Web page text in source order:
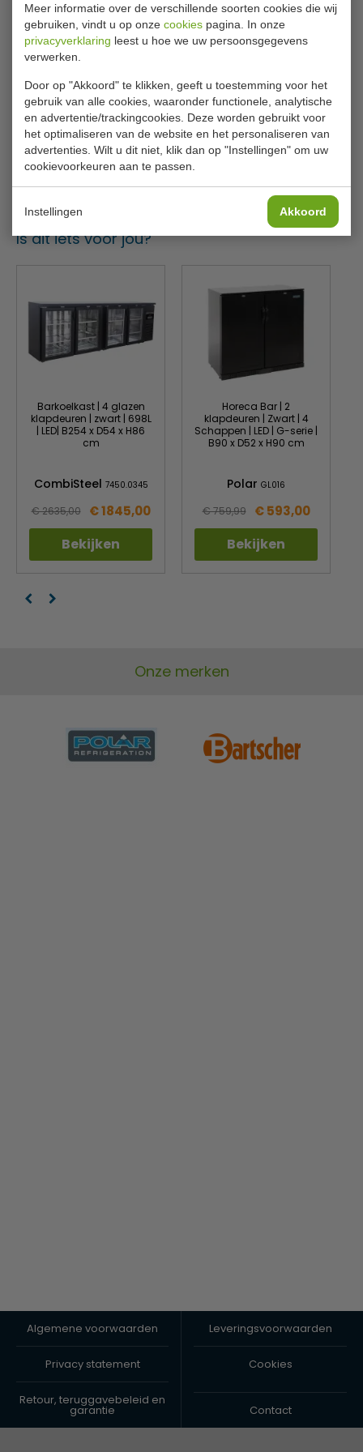
Meer informatie over de verschillende soorten cookies die wij
gebruiken, vindt u op onze cookies pagina. In onze
privacyverklaring leest u hoe we uw persoonsgegevens
verwerken.
Door op "Akkoord" te klikken, geeft u toestemming voor het
gebruik van alle cookies, waaronder functionele, analytische
en advertentie/trackingcookies. Deze worden gebruikt voor
het optimaliseren van de website en het personaliseren van
advertenties. Wilt u dit niet, klik dan op "Instellingen" om uw
cookievoorkeuren aan te passen.
Instellingen Akkoord
RVS constructie: duurzaam, hygiënisch en makkelijk
schoon te maken.
Deze cocktail bar station is de ideale oplossing voor elke
professionele bar die zoekt naar efficiëntie en stijl. Bestel
vandaag nog jouw RVS cocktail bar station en maak jouw
barwerkplek compleet!
Verrijdbaar
Nee
Kraan
Nee
Afvalstortkoker
Nee
Breedte
900
Diepte
713
Hoogte
890
Is dit iets voor jou?
Barkoelkast | 4 glazen
klapdeuren | zwart | 698L
| LED| B254 x D54 x H86
cm
CombiSteel 7450.0345
€ 2635,00 € 1845,00
Bekijken
Horeca Bar | 2
klapdeuren | Zwart | 4
Schappen | LED | G-serie |
B90 x D52 x H90 cm
Polar GL016
€ 759,99 € 593,00
Bekijken
Onze merken
Algemene voorwaarden Leveringsvoorwaarden
Privacy statement Cookies
Retour, teruggavebeleid en
garantie Contact